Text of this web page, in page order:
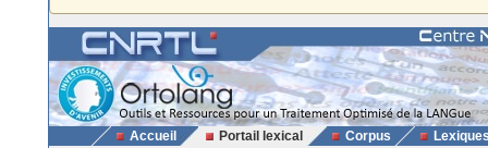
Accueil Portail lexical Corpus